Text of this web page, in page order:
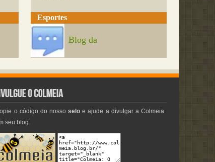
Esportes
Blog da
o código do nossoselo e ajude a divulgar a Colmeia
seu blog.